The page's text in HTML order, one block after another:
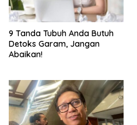
9 Tanda Tubuh Anda Butuh
Detoks Garam, Jangan
Abaikan!